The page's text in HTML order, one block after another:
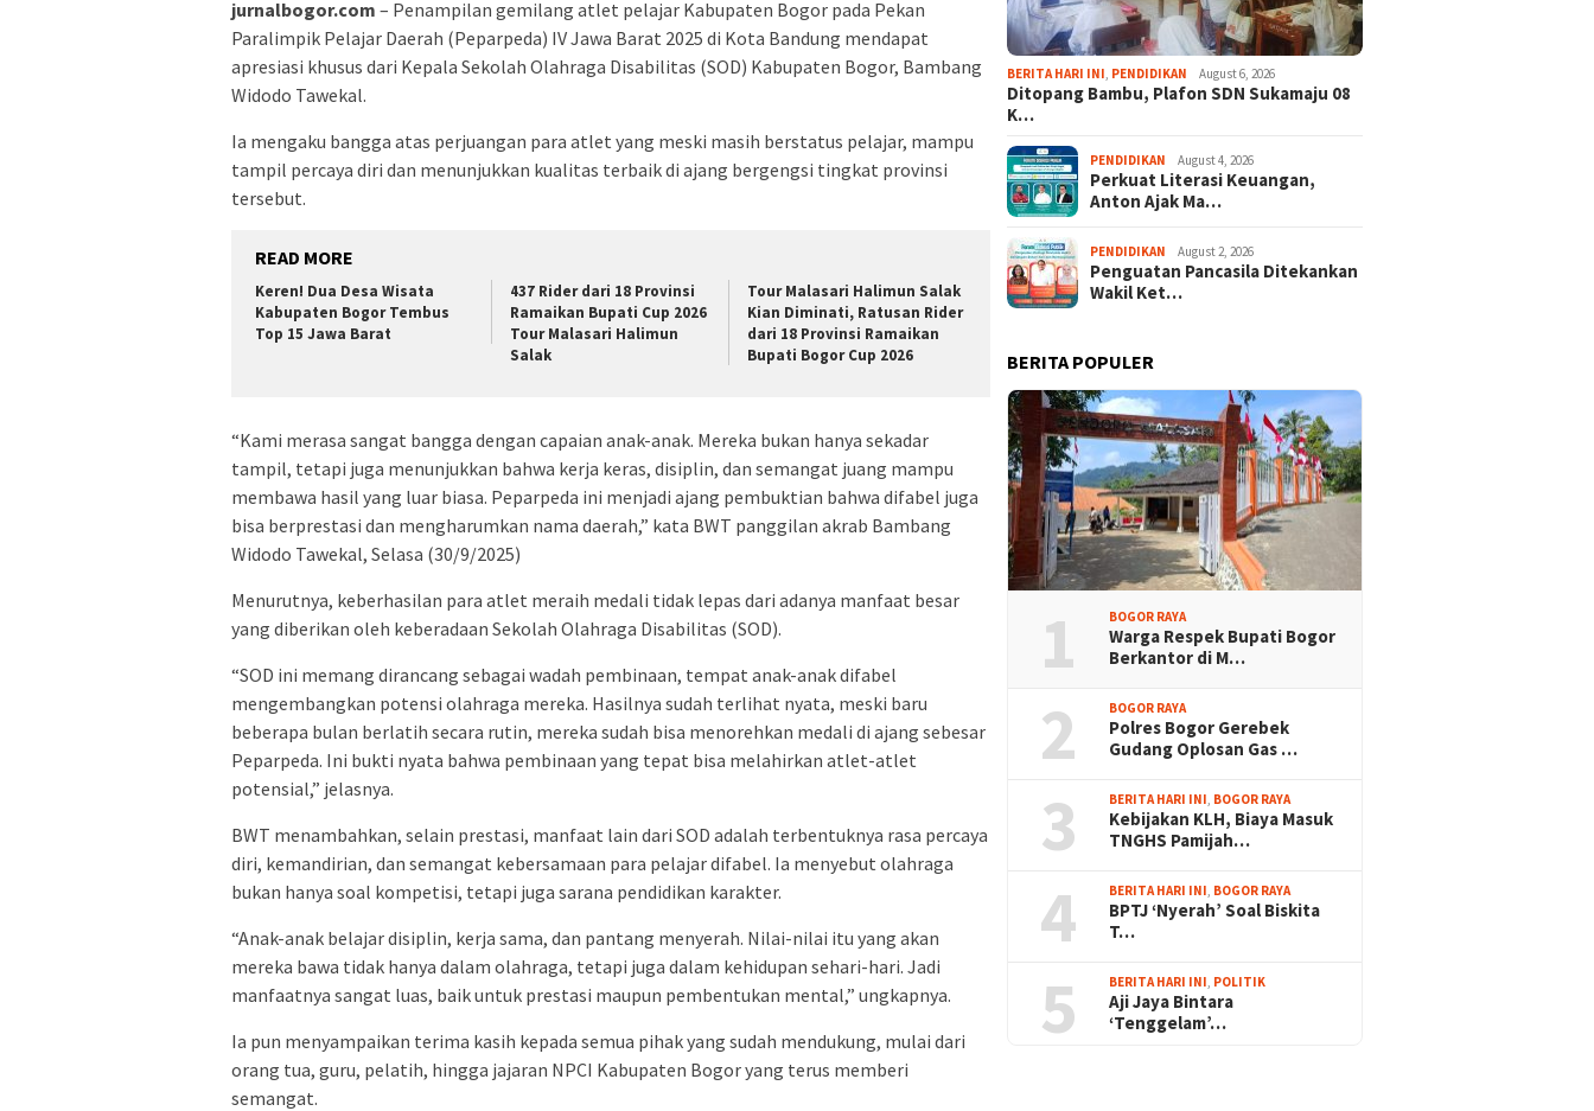
jurnalbogor.com – Penampilan gemilang atlet pelajar Kabupaten Bogor pada Pekan
Paralimpik Pelajar Daerah (Peparpeda) IV Jawa Barat 2025 di Kota Bandung mendapat
apresiasi khusus dari Kepala Sekolah Olahraga Disabilitas (SOD) Kabupaten Bogor, Bambang
Widodo Tawekal.
Ia mengaku bangga atas perjuangan para atlet yang meski masih berstatus pelajar, mampu
tampil percaya diri dan menunjukkan kualitas terbaik di ajang bergengsi tingkat provinsi
tersebut.
READ MORE
Keren! Dua Desa Wisata
Kabupaten Bogor Tembus
Top 15 Jawa Barat
437 Rider dari 18 Provinsi
Ramaikan Bupati Cup 2026
Tour Malasari Halimun
Salak
Tour Malasari Halimun Salak
Kian Diminati, Ratusan Rider
dari 18 Provinsi Ramaikan
Bupati Bogor Cup 2026
“Kami merasa sangat bangga dengan capaian anak-anak. Mereka bukan hanya sekadar
tampil, tetapi juga menunjukkan bahwa kerja keras, disiplin, dan semangat juang mampu
membawa hasil yang luar biasa. Peparpeda ini menjadi ajang pembuktian bahwa difabel juga
bisa berprestasi dan mengharumkan nama daerah,” kata BWT panggilan akrab Bambang
Widodo Tawekal, Selasa (30/9/2025)
Menurutnya, keberhasilan para atlet meraih medali tidak lepas dari adanya manfaat besar
yang diberikan oleh keberadaan Sekolah Olahraga Disabilitas (SOD).
“SOD ini memang dirancang sebagai wadah pembinaan, tempat anak-anak difabel
mengembangkan potensi olahraga mereka. Hasilnya sudah terlihat nyata, meski baru
beberapa bulan berlatih secara rutin, mereka sudah bisa menorehkan medali di ajang sebesar
Peparpeda. Ini bukti nyata bahwa pembinaan yang tepat bisa melahirkan atlet-atlet
potensial,” jelasnya.
BWT menambahkan, selain prestasi, manfaat lain dari SOD adalah terbentuknya rasa percaya
diri, kemandirian, dan semangat kebersamaan para pelajar difabel. Ia menyebut olahraga
bukan hanya soal kompetisi, tetapi juga sarana pendidikan karakter.
“Anak-anak belajar disiplin, kerja sama, dan pantang menyerah. Nilai-nilai itu yang akan
mereka bawa tidak hanya dalam olahraga, tetapi juga dalam kehidupan sehari-hari. Jadi
manfaatnya sangat luas, baik untuk prestasi maupun pembentukan mental,” ungkapnya.
Ia pun menyampaikan terima kasih kepada semua pihak yang sudah mendukung, mulai dari
orang tua, guru, pelatih, hingga jajaran NPCI Kabupaten Bogor yang terus memberi
semangat.
BERITA HARI INI PENDIDIKAN August 6, 2026
Ditopang Bambu, Plafon SDN Sukamaju 08
K…
PENDIDIKAN August 4, 2026
Perkuat Literasi Keuangan,
Anton Ajak Ma…
PENDIDIKAN August 2, 2026
Penguatan Pancasila Ditekankan
Wakil Ket…
BERITA POPULER
1 BOGOR RAYA
Warga Respek Bupati Bogor
Berkantor di M…
2 BOGOR RAYA
Polres Bogor Gerebek
Gudang Oplosan Gas …
3 BERITA HARI INI, BOGOR RAYA
Kebijakan KLH, Biaya Masuk
TNGHS Pamijah…
4 BERITA HARI INI, BOGOR RAYA
BPTJ ‘Nyerah’ Soal Biskita
T…
5 BERITA HARI INI, POLITIK
Aji Jaya Bintara
‘Tenggelam’…